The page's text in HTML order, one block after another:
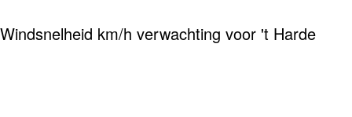
Windsnelheid km/h verwachting voor 't Harde